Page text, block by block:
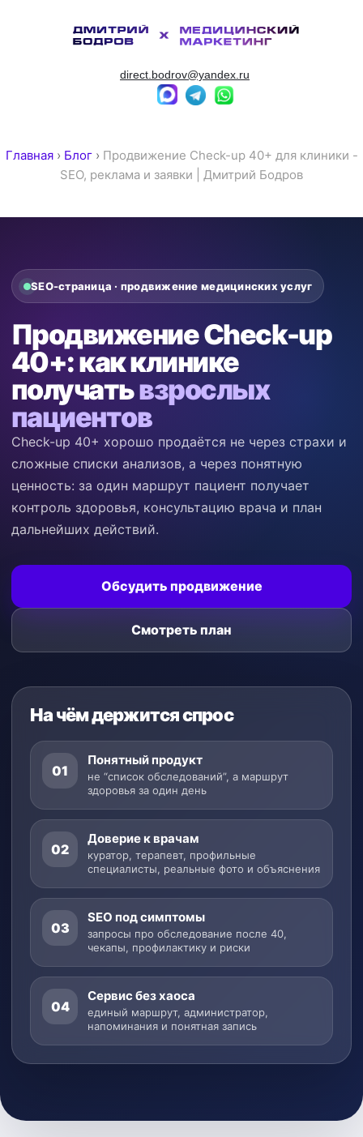
direct.bodrov@yandex.ru
Главная› Блог› Продвижение Check-up 40+ для клиники -
SEO, реклама и заявки | Дмитрий Бодров
SEO-страница · продвижение медицинских услуг
Продвижение Check-up
40+: как клинике
получатьвзрослых
пациентов
Check-up 40+ хорошо продаётся не через страхи и
сложные списки анализов, а через понятную
ценность: за один маршрут пациент получает
контроль здоровья, консультацию врача и план
дальнейших действий.
Обсудить продвижение
Смотреть план
На чём держится спрос
01
Понятный продукт
не “список обследований”, а маршрут
здоровья за один день
02
Доверие к врачам
куратор, терапевт, профильные
специалисты, реальные фото и объяснения
03
SEO под симптомы
запросы про обследование после 40,
чекапы, профилактику и риски
04
Сервис без хаоса
единый маршрут, администратор,
напоминания и понятная запись